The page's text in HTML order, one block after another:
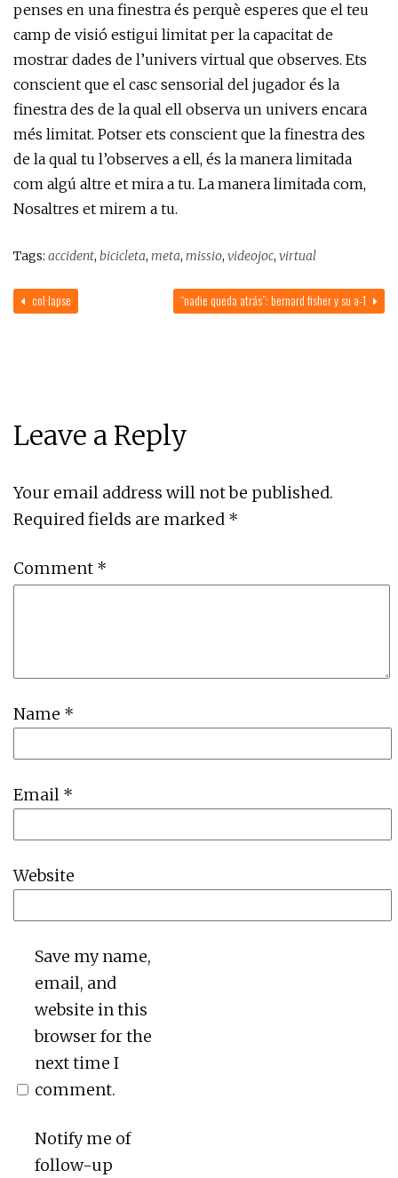
penses en una finestra és perquè esperes que el teu
camp de visió estigui limitat per la capacitat de
mostrar dades de l’univers virtual que observes. Ets
conscient que el casc sensorial del jugador és la
finestra des de la qual ell observa un univers encara
més limitat. Potser ets conscient que la finestra des
de la qual tu l’observes a ell, és la manera limitada
com algú altre et mira a tu. La manera limitada com,
Nosaltres et mirem a tu.
Tags: accident, bicicleta, meta, missio, videojoc, virtual
“nadie queda atrás”: bernard fisher y su a-1
col·lapse
Leave a Reply
Your email address will not be published.
Required fields are marked *
Comment *
Name *
Email *
Website
Save my name,
email, and
website in this
browser for the
next time I
comment.
Notify me of
follow-up